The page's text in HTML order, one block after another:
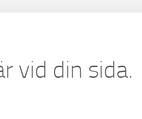
vid din sida.